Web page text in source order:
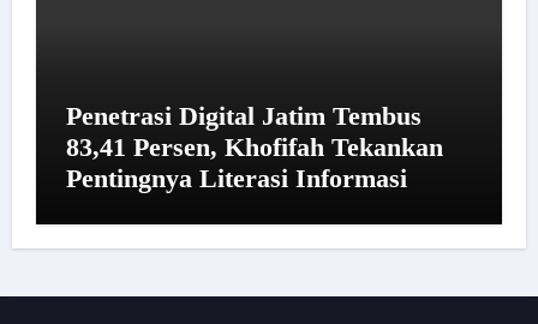
Penetrasi Digital Jatim Tembus
83,41 Persen, Khofifah Tekankan
Pentingnya Literasi Informasi